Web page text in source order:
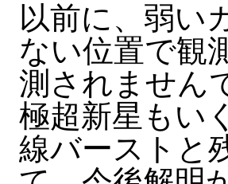
以前に、弱い
ない位置で観
測されません
極超新星もい
線バーストと